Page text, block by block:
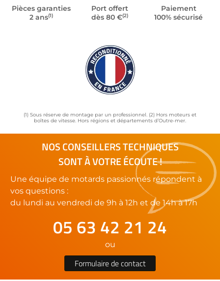
Pièces garanties
2 ans(1)
Port offert
dès 80 €(2)
Paiement
100% sécurisé
(1) Sous réserve de montage par un professionnel. (2) Hors moteurs et
boîtes de vitesse. Hors régions et départements d’Outre-mer.
NOS CONSEILLERS TECHNIQUES
SONT À VOTRE ÉCOUTE !
Une équipe de motards passionnés répondent à
vos questions :
du lundi au vendredi de 9h à 12h et de 14h à 17h
05 63 42 21 24
ou
Formulaire de contact